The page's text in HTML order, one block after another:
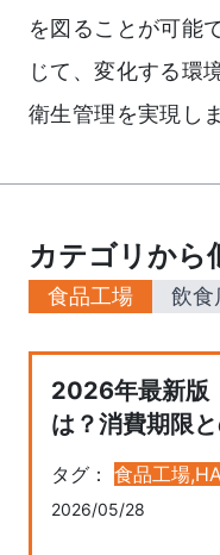
を図ることが可能
じて、変化する環
衛生管理を実現し
カテゴリから
食品工場 飲食
2026年最新版
は？消費期限
方までわかり
タグ： 食品工場,
2026/05/28